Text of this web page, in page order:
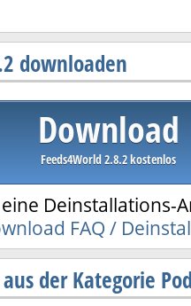
downloaden
Download
Feeds4World 2.8.2 kostenlos
Deinstallations-
FAQ /
der Kategorie